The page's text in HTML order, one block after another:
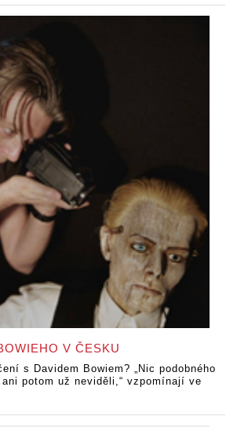
V ČESKU
s Davidem Bowiem? „Nic podobného
potom už neviděli,“ vzpomínají ve